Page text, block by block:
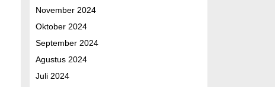
November 2024
Oktober 2024
September 2024
Agustus 2024
Juli 2024